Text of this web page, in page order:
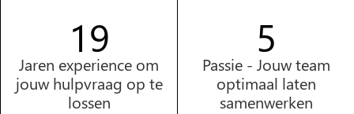
20
Jaren experience om
jouw hulpvraag op te
lossen
2
Passie - Jouw team
optimaal laten
samenwerken